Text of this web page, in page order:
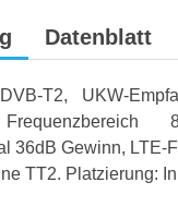
Datenblatt
T2, UKW-
36dB Gewinn, LTE-
TT2. Platzierung: